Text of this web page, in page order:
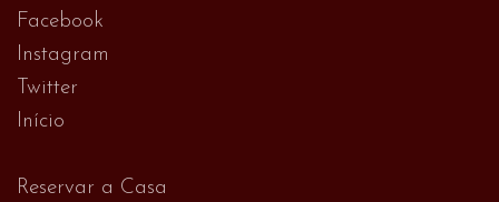
Facebook
Instagram
Twitter
Início
Reservar a Casa